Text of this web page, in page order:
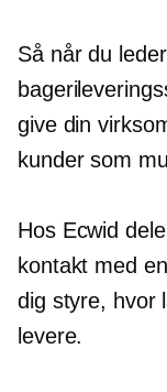
Så når du
give din
kunder som
Hos Ecwid
kontakt med
dig styre, hvor
levere.